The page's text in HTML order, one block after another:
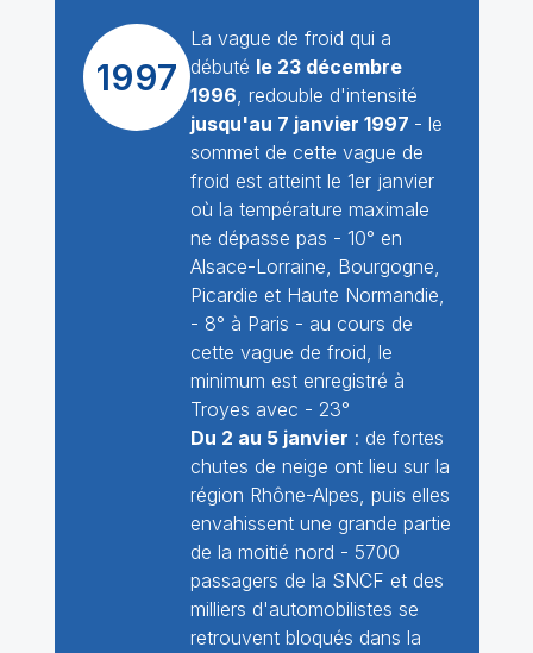
1997
La vague de froid qui a
débuté le 23 décembre
1996, redouble d'intensité
jusqu'au 7 janvier 1997 - le
sommet de cette vague de
froid est atteint le 1er janvier
où la température maximale
ne dépasse pas - 10° en
Alsace-Lorraine, Bourgogne,
Picardie et Haute Normandie,
- 8° à Paris - au cours de
cette vague de froid, le
minimum est enregistré à
Troyes avec - 23°
Du 2 au 5 janvier : de fortes
chutes de neige ont lieu sur la
région Rhône-Alpes, puis elles
envahissent une grande partie
de la moitié nord - 5700
passagers de la SNCF et des
milliers d'automobilistes se
retrouvent bloqués dans la